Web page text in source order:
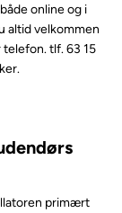
online og i
altid velkommen
tlf. 63 15
primært